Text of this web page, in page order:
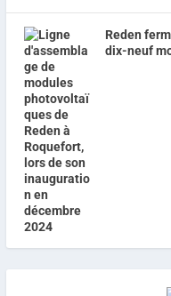
Reden
dix-neuf